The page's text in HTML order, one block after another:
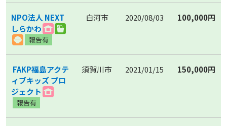
NPO法人 NEXT
しらかわ
白河市 2020/08/03 100,000円
FAKP福島アクテ
ィブキッズ プロ
ジェクト
須賀川市 2021/01/15 150,000円